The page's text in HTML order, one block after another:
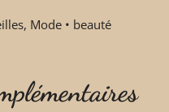
, Mode • beauté